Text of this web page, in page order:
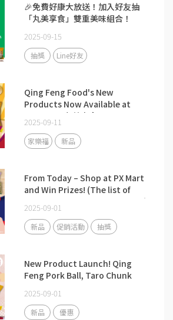
🎉免費好康大放送！加入好友抽
「丸美享食」雙重美味組合！
2025-09-15
抽獎 Line好友
Qing Feng Food's New
Products Now Available at
Carrefour 丸美享食.
2025-09-11
家樂福 新品
From Today – Shop at PX Mart
and Win Prizes! (The list of
winners has been announced.)
2025-09-01
新品 促銷活動 抽獎
New Product Launch! Qing
Feng Pork Ball, Taro Chunk
are now available at PX Mart.
2025-09-01
新品 優惠